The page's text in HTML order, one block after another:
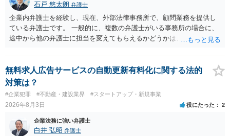
石戸 悠太朗 弁護士
企業内弁護士を経験し、現在、外部法律事務所で、顧問業務を提供し
ている弁護士です。 一般的に、複数の弁護士がいる事務所の場合に、
途中から他の弁護士に担当を変えてもらえるかどうかは、当該事務所
が不満を抱いている弁護士を担当にすることは望ましくないため、別
の弁護士に変更するのが通常でしょう。それでも、担当弁護士を変え
てくれない場合は、他の弁護士の担当案件が一般で担当を変えられな
いなどの事情があるかと思います。 担当弁護士が変わらず、仕事内容
も改善されない場合には、決済権限を持つ上司に相談し、顧問契約自
体を見直すのが一番かと思います。
無料求人広告サービスの自動更新有料化に関する法的
対策は？
#企業犯罪 #不動産・建設業界 #スタートアップ・新規事業
2026年8月3日 役にたった 2
企業法務に強い弁護士
白井 弘昭 弁護士